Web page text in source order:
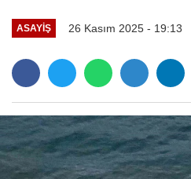
ASAYIŞ 26 Kasım 2025 - 19:13